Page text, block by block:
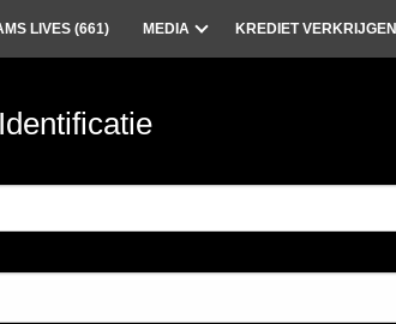
LIVES (661) MEDIA KREDIET VERKRIJGEN
Identificatie